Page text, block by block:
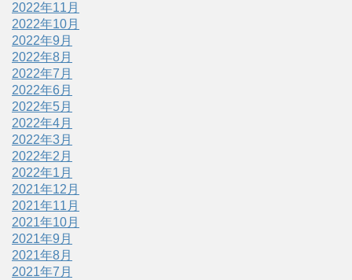
2022年11月
2022年10月
2022年9月
2022年8月
2022年7月
2022年6月
2022年5月
2022年4月
2022年3月
2022年2月
2022年1月
2021年12月
2021年11月
2021年10月
2021年9月
2021年8月
2021年7月